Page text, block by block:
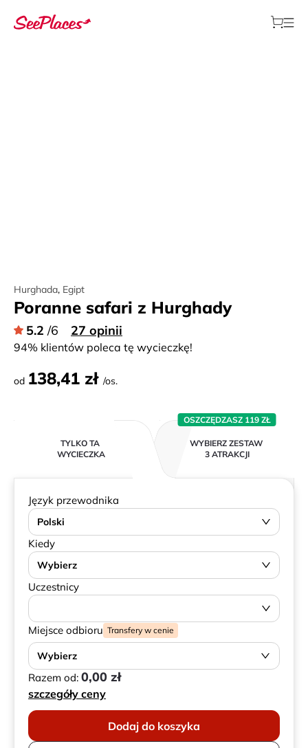
Hurghada, Egipt
Poranne safari z Hurghady
5.2 /6 27 opinii
94% klientów poleca tę wycieczkę!
od 138,41 zł /os.
TYLKO TA
WYCIECZKA
WYBIERZ ZESTAW
3 ATRAKCJI
OSZCZĘDZASZ 119 ZŁ
Język przewodnika
Polski
Kiedy
Wybierz
Uczestnicy
Miejsce odbioru Transfery w cenie
Wybierz
Razem od: 0,00 zł
szczegóły ceny
Dodaj do koszyka